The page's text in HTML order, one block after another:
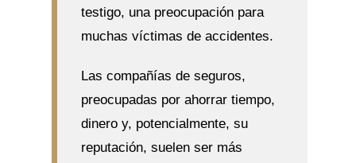
testigo, una preocupación para
muchas víctimas de accidentes.
Las compañías de seguros,
preocupadas por ahorrar tiempo,
dinero y, potencialmente, su
reputación, suelen ser más